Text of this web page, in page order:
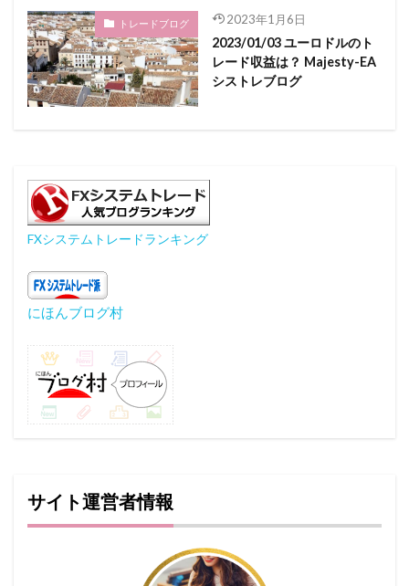
トレードブログ 2023年1月6日
2023/01/03 ユーロドルのト
レード収益は？ Majesty-EA
シストレブログ
FXシステムトレードランキング
にほんブログ村
サイト運営者情報